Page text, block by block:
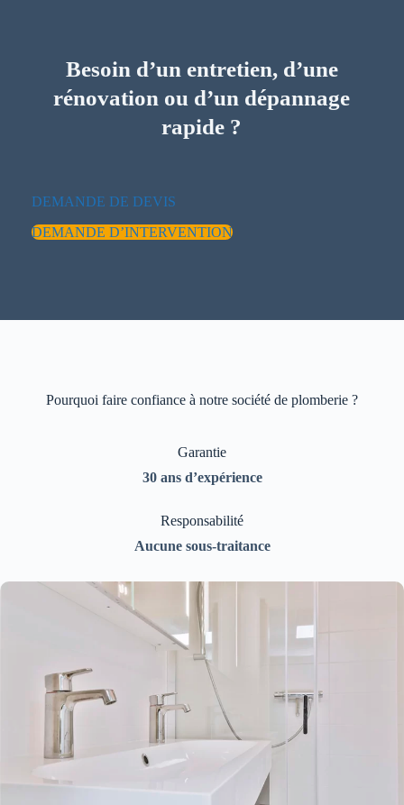
Besoin d’un entretien, d’une
rénovation ou d’un dépannage
rapide ?
DEMANDE DE DEVIS
DEMANDE D’INTERVENTION
Pourquoi faire confiance à notre société de plomberie ?
Garantie
30 ans d’expérience
Responsabilité
Aucune sous-traitance